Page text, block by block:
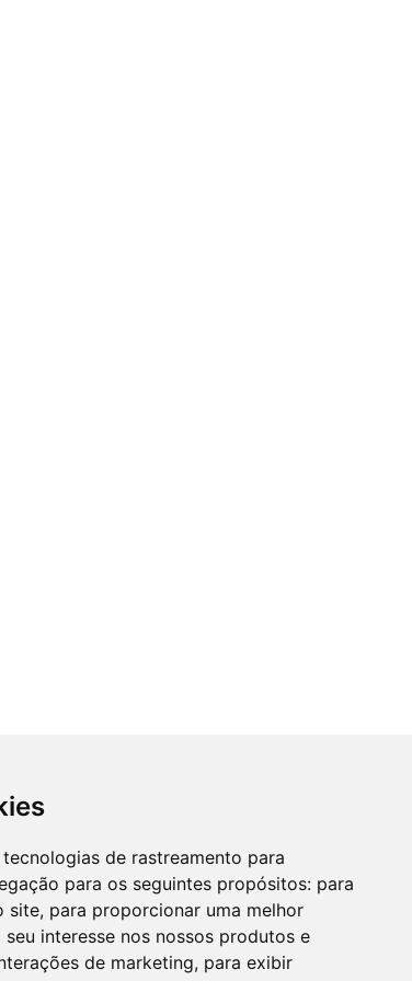
de rastreamento para
para os seguintes propósitos: para
site, para proporcionar uma melhor
interesse nos nossos produtos e
de marketing, para exibir